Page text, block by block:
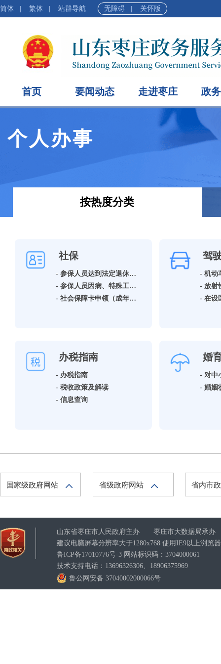
简体 繁体 站群导航 无障碍 关怀版
首页 要闻动态 走进枣庄 政
个人办事
按热度分类
社保
- 参保人员达到法定退休年龄领取基本养老保险待遇资格确认
- 参保人员因病、特殊工种提前退休领取基本养老保险待遇资格确认
- 社会保障卡申领（成年人）
驾
- 机动
办税指南
- 办税指南
- 税收政策及解读
- 信息查询
婚
国家级政府网站 省级政府网站 省内市
山东省枣庄市人民政府主办 枣庄市大数据局承办
建议电脑屏幕分辨率大于1280x768 使用IE9以上浏览
鲁ICP备17010776号-3 网站标识码：3704000061
技术支持电话：13696326306、18906375969
鲁公网安备 37040002000066号